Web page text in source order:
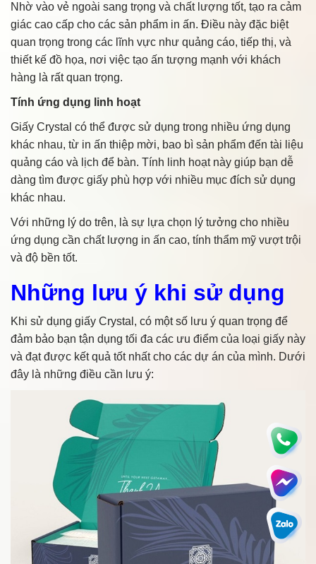
Nhờ vào vẻ ngoài sang trọng và chất lượng tốt, tạo ra cảm
giác cao cấp cho các sản phẩm in ấn. Điều này đặc biệt
quan trọng trong các lĩnh vực như quảng cáo, tiếp thị, và
thiết kế đồ họa, nơi việc tạo ấn tượng mạnh với khách
hàng là rất quan trọng.
Tính ứng dụng linh hoạt
Giấy Crystal có thể được sử dụng trong nhiều ứng dụng
khác nhau, từ in ấn thiệp mời, bao bì sản phẩm đến tài liệu
quảng cáo và lịch để bàn. Tính linh hoạt này giúp bạn dễ
dàng tìm được giấy phù hợp với nhiều mục đích sử dụng
khác nhau.
Với những lý do trên, là sự lựa chọn lý tưởng cho nhiều
ứng dụng cần chất lượng in ấn cao, tính thẩm mỹ vượt trội
và độ bền tốt.
Những lưu ý khi sử dụng
Khi sử dụng giấy Crystal, có một số lưu ý quan trọng để
đảm bảo bạn tận dụng tối đa các ưu điểm của loại giấy này
và đạt được kết quả tốt nhất cho các dự án của mình. Dưới
đây là những điều cần lưu ý: